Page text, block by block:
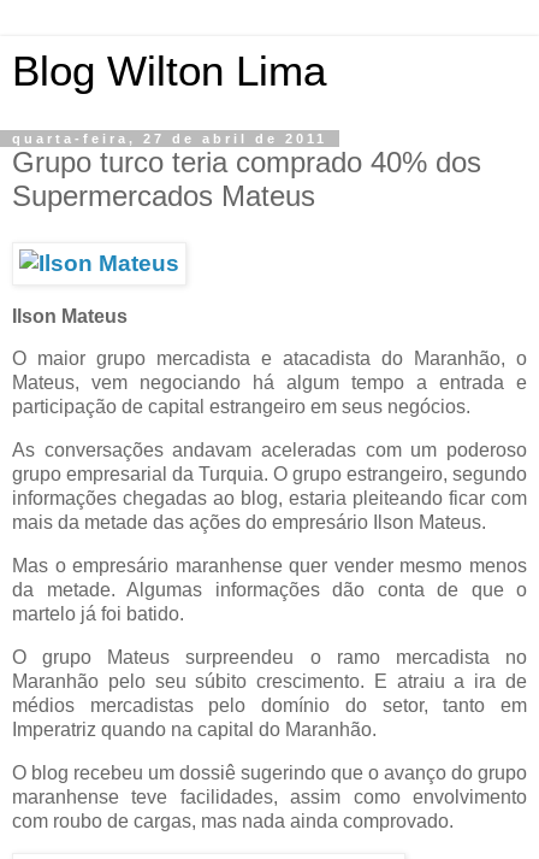
Blog Wilton Lima
quarta-feira, 27 de abril de 2011
Grupo turco teria comprado 40% dos
Supermercados Mateus
Ilson Mateus
O maior grupo mercadista e atacadista do Maranhão, o
Mateus, vem negociando há algum tempo a entrada e
participação de capital estrangeiro em seus negócios.
As conversações andavam aceleradas com um poderoso
grupo empresarial da Turquia. O grupo estrangeiro, segundo
informações chegadas ao blog, estaria pleiteando ficar com
mais da metade das ações do empresário Ilson Mateus.
Mas o empresário maranhense quer vender mesmo menos
da metade. Algumas informações dão conta de que o
martelo já foi batido.
O grupo Mateus surpreendeu o ramo mercadista no
Maranhão pelo seu súbito crescimento. E atraiu a ira de
médios mercadistas pelo domínio do setor, tanto em
Imperatriz quando na capital do Maranhão.
O blog recebeu um dossiê sugerindo que o avanço do grupo
maranhense teve facilidades, assim como envolvimento
com roubo de cargas, mas nada ainda comprovado.